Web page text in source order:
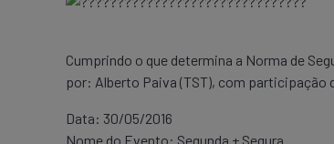
Cumprindo o que determina a Norma de
por: Alberto Paiva (TST), com participação
Data: 30/05/2016
Nome do Evento: Segunda + Segura.